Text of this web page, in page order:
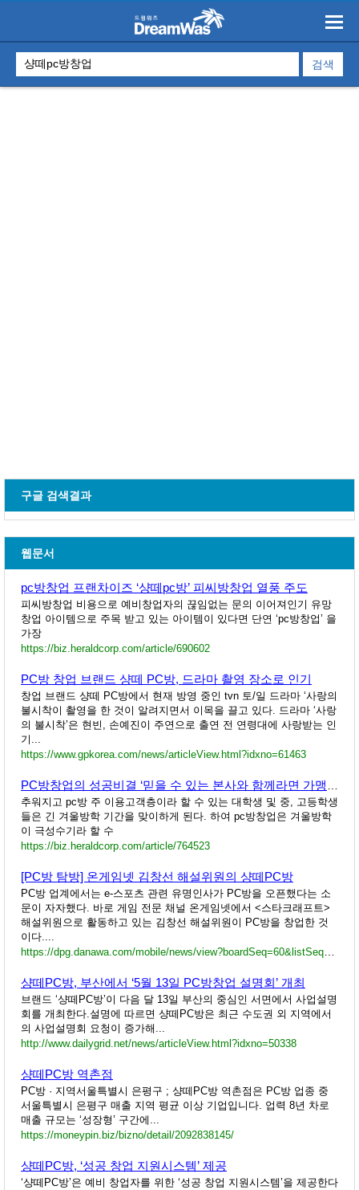
구글 검색결과
웹문서
pc방창업 프랜차이즈 ‘샹떼pc방’ 피씨방창업 열풍 주도
피씨방창업 비용으로 예비창업자의 끊임없는 문의 이어져인기 유망
창업 아이템으로 주목 받고 있는 아이템이 있다면 단연 ‘pc방창업’ 을
가장
https://biz.heraldcorp.com/article/690602
PC방 창업 브랜드 샹떼 PC방, 드라마 촬영 장소로 인기
창업 브랜드 샹떼 PC방에서 현재 방영 중인 tvn 토/일 드라마 ‘사랑의
불시착이 촬영을 한 것이 알려지면서 이목을 끌고 있다. 드라마 ‘사랑
의 불시착’은 현빈, 손예진이 주연으로 출연 전 연령대에 사랑받는 인
기...
https://www.gpkorea.com/news/articleView.html?idxno=61463
추워지고 pc방 주 이용고객층이라 할 수 있는 대학생 및 중, 고등학생
들은 긴 겨울방학 기간을 맞이하게 된다. 하여 pc방창업은 겨울방학
이 극성수기라 할 수
https://biz.heraldcorp.com/article/764523
[PC방 탐방] 온게임넷 김창선 해설위원의 샹떼PC방
PC방 업계에서는 e-스포츠 관련 유명인사가 PC방을 오픈했다는 소
문이 자자했다. 바로 게임 전문 채널 온게임넷에서 <스타크래프트>
해설위원으로 활동하고 있는 김창선 해설위원이 PC방을 창업한 것
이다....
샹떼PC방, 부산에서 ‘5월 13일 PC방창업 설명회’ 개최
브랜드 ‘샹떼PC방’이 다음 달 13일 부산의 중심인 서면에서 사업설명
회를 개최한다.설명에 따르면 샹떼PC방은 최근 수도권 외 지역에서
의 사업설명회 요청이 증가해...
http://www.dailygrid.net/news/articleView.html?idxno=50338
샹떼PC방 역촌점
PC방 · 지역서울특별시 은평구 ; 샹떼PC방 역촌점은 PC방 업종 중
서울특별시 은평구 매출 지역 평균 이상 기업입니다. 업력 8년 차로
매출 규모는 ‘성장형’ 구간에...
https://moneypin.biz/bizno/detail/2092838145/
샹떼PC방, ‘성공 창업 지원시스템’ 제공
‘샹떼PC방’은 예비 창업자를 위한 ‘성공 창업 지원시스템’을 제공한다